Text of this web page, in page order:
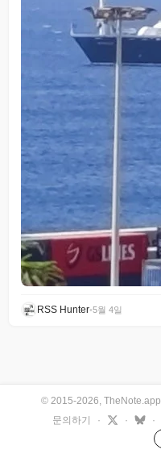
RSS Hunter•5월 4일
© 2015-2026, TheNote.app
문의하기
· · ·